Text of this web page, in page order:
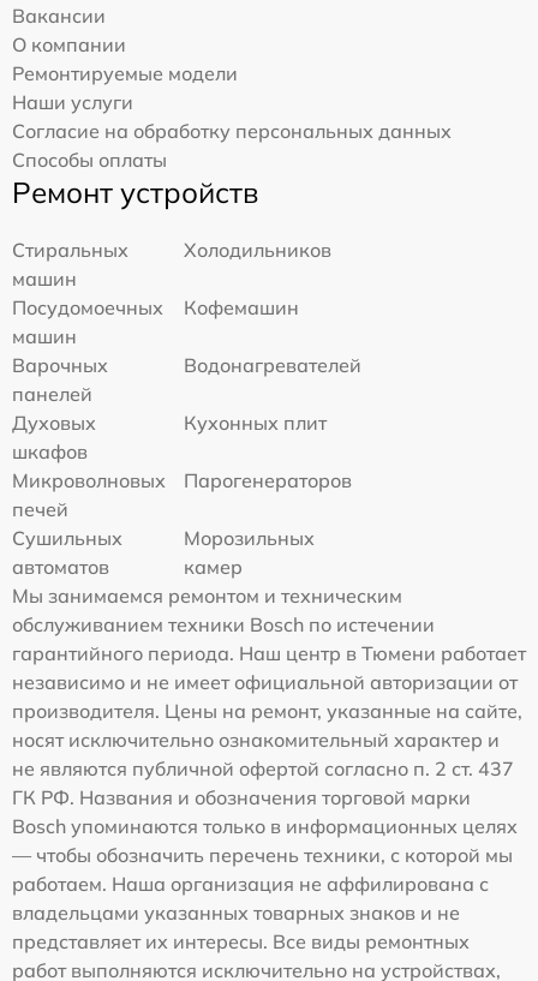
Вакансии
О компании
Ремонтируемые модели
Наши услуги
Согласие на обработку персональных данных
Способы оплаты
Ремонт устройств
Стиральных
машин
Холодильников
Посудомоечных
машин
Кофемашин
Варочных
панелей
Водонагревателей
Духовых
шкафов
Кухонных плит
Микроволновых
печей
Парогенераторов
Сушильных
автоматов
Морозильных
камер
Мы занимаемся ремонтом и техническим
обслуживанием техники Bosch по истечении
гарантийного периода. Наш центр в Тюмени работает
независимо и не имеет официальной авторизации от
производителя. Цены на ремонт, указанные на сайте,
носят исключительно ознакомительный характер и
не являются публичной офертой согласно п. 2 ст. 437
ГК РФ. Названия и обозначения торговой марки
Bosch упоминаются только в информационных целях
— чтобы обозначить перечень техники, с которой мы
работаем. Наша организация не аффилирована с
владельцами указанных товарных знаков и не
представляет их интересы. Все виды ремонтных
работ выполняются исключительно на устройствах,